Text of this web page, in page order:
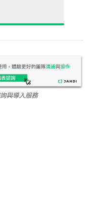
與導入服務